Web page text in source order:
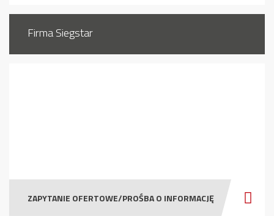
Firma Siegstar
ZAPYTANIE OFERTOWE/PROŚBA O INFORMACJĘ